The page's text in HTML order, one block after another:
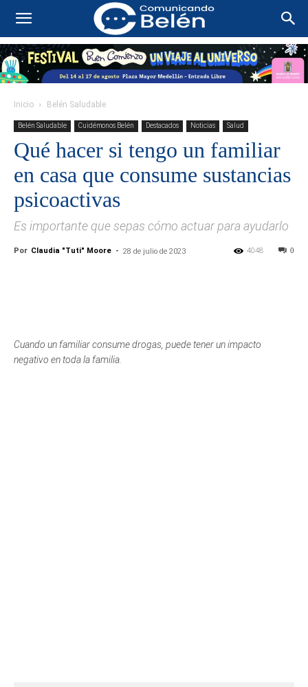
Inicio Belén Saludable
Belén Saludable Cuidémonos Belén Destacados Noticias Salud
Qué hacer si tengo un familiar
en casa que consume sustancias
psicoactivas
Es importante que sepas cómo actuar para ayudarlo
Por Claudia "Tuti" Moore - 28 de julio de 2023 0
4048
Cuando un familiar consume drogas, puede tener un impacto
negativo en toda la familia.